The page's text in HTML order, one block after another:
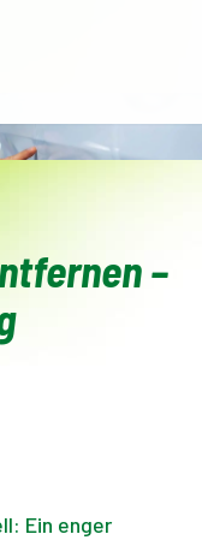
–
Ein enger